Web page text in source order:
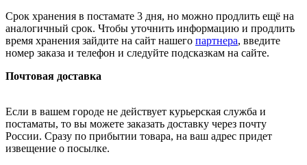
Срок хранения в постамате 3 дня, но можно продлить ещё на
аналогичный срок. Чтобы уточнить информацию и продлить
время хранения зайдите на сайт нашего партнера, введите
номер заказа и телефон и следуйте подсказкам на сайте.
Почтовая доставка
Если в вашем городе не действует курьерская служба и
постаматы, то вы можете заказать доставку через почту
России. Сразу по прибытии товара, на ваш адрес придет
извещение о посылке.